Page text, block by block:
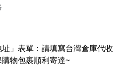
」表單：請填寫台灣倉庫代收
物包裹順利寄達~